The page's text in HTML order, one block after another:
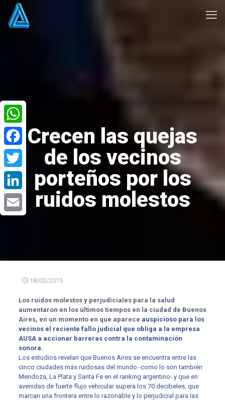
Crecen las quejas
de los vecinos
porteños por los
ruidos molestos
18/02/2015
Los ruidos molestos y perjudiciales para la salud
aumentaron en los últimos tiempos en la ciudad de Buenos
Aires, en un momento en que aparece auspicioso para los
vecinos el reciente fallo judicial que obliga a la empresa
AUSA a accionar barreras contra la contaminación
sonora.
Los estudios revelan que Buenos Aires se encuentra entre las
cinco ciudades más ruidosas del mundo -como lo son también
Mendoza, La Plata y Santa Fe en el ranking argentino- y que en
avenidas de fuerte flujo vehicular supera los 70 decibeles, que
marcan una frontera entre lo razonable y lo perjudicial para las
WhatsApp
Facebook
Twitter
LinkedIn